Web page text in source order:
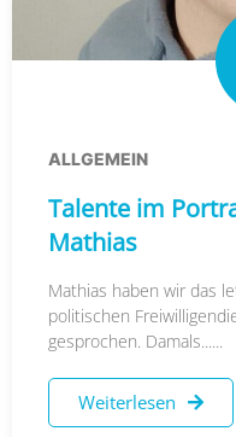
ALLGEMEIN
Talente im
Mathias
Mathias haben wir das
politischen
gesprochen. Damals......
Weiterlesen